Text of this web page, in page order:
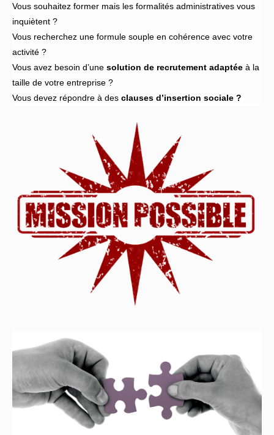
Vous souhaitez former mais les formalités administratives vous
inquiètent ?
Vous recherchez une formule souple en cohérence avec votre
activité ?
Vous avez besoin d’une solution de recrutement adaptée à la
taille de votre entreprise ?
Vous devez répondre à des clauses d’insertion sociale ?